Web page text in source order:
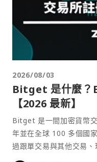
2026/08/03
Bitget 是什麼？
【2026 最新】
Bitget 是一間加密貨幣
年並在全球 100 多個國
過跟單交易與其他交易